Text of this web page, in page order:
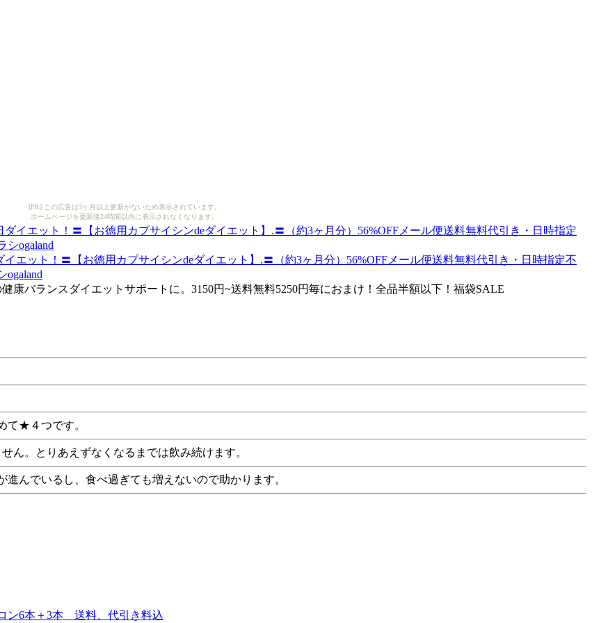
[PR] この広告は3ヶ月以上更新がないため表示されています。
ホームページを更新後24時間以内に表示されなくなります。
エット！〓【お徳用カプサイシンdeダイエット】.〓（約3ヶ月分）56%OFFメール便送料無料代引き・日時指定不
ogaland
康バランスダイエットサポートに。3150円~送料無料5250円毎におまけ！全品半額以下！福袋SALE
て★４つです。
ん。とりあえずなくなるまでは飲み続けます。
んでいるし、食べ過ぎても増えないので助かります。
ン6本＋3本 送料、代引き料込